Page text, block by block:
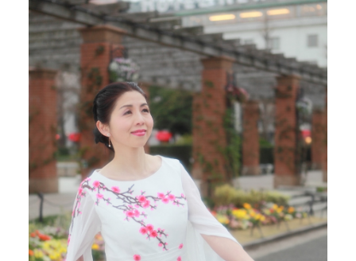
的
教
学
体
系
提
供
专
业
中
华